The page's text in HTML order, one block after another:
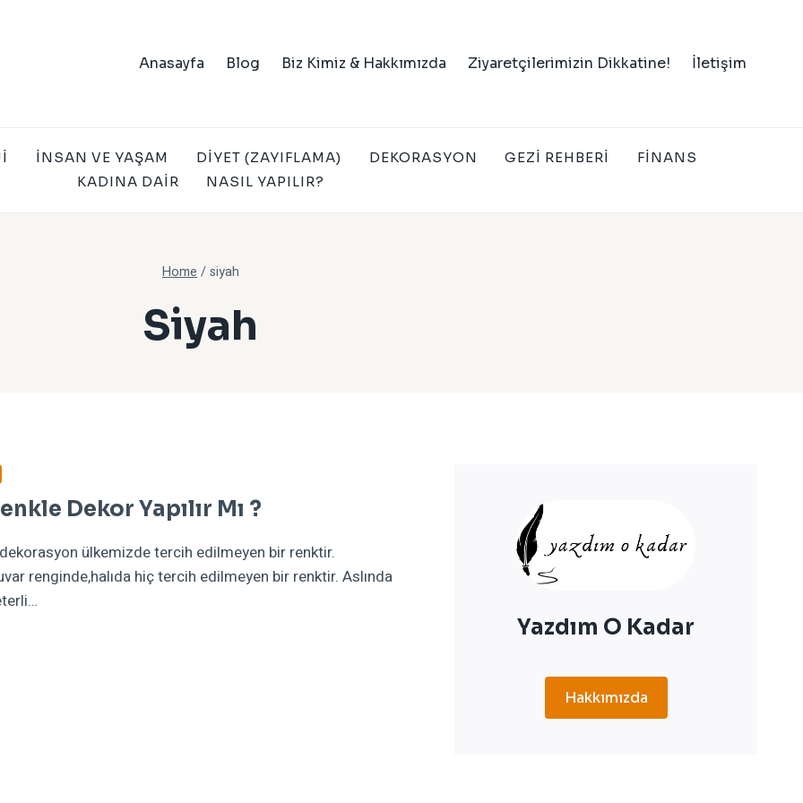
Anasayfa Blog Biz Kimiz & Hakkımızda Ziyaretçilerimizin Dikkatine! İletişim
İNSAN VE YAŞAM DIYET (ZAYIFLAMA) DEKORASYON GEZI REHBERI
FINANS
KADINA DAIR
NASIL YAPILIR?
Home /siyah
Siyah
Dekor Yapılır Mı ?
ülkemizde tercih edilmeyen bir renktir.
renginde,halıda hiç tercih edilmeyen bir renktir. Aslında
Yazdım O Kadar
Hakkımızda